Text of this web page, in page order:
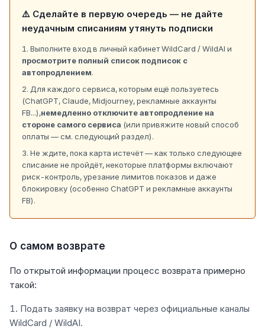
⚠️ Сделайте в первую очередь — не дайте
неудачным списаниям утянуть подписки
Выполните вход в личный кабинет WildCard / WildAI и
просмотрите полный список подписок с
автопродлением.
Для каждого сервиса, которым ещё пользуетесь
(ChatGPT, Claude, Midjourney, рекламные аккаунты
FB...),немедленно отключите автопродление на
стороне самого сервиса (или привяжите новый способ
оплаты — см. следующий раздел).
Не ждите, пока карта истечёт — как только следующее
списание не пройдёт, некоторые платформы включают
риск-контроль, урезание лимитов показов и даже
блокировку (особенно ChatGPT и рекламные аккаунты
FB).
О самом возврате
По открытой информации процесс возврата примерно
такой:
Подать заявку на возврат через официальные каналы
WildCard / WildAI.